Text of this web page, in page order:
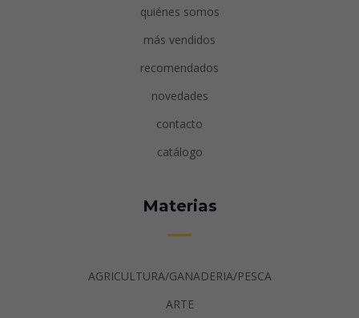
quiénes somos
más vendidos
recomendados
novedades
contacto
catálogo
Materias
AGRICULTURA/GANADERIA/PESCA
ARTE